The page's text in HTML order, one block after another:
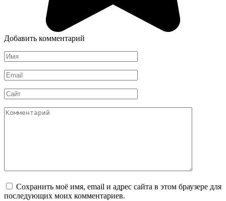
Добавить комментарий
Имя
*
Email
*
Сайт
Комментарий
Сохранить моё имя, email и адрес сайта в этом браузере для
последующих моих комментариев.